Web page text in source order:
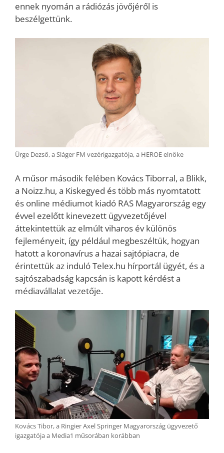
ennek nyomán a rádiózás jövőjéről is
beszélgettünk.
Ürge Dezső, a Sláger FM vezérigazgatója, a HEROE elnöke
A műsor második felében Kovács Tiborral, a Blikk,
a Noizz.hu, a Kiskegyed és több más nyomtatott
és online médiumot kiadó RAS Magyarország egy
évvel ezelőtt kinevezett ügyvezetőjével
áttekintettük az elmúlt viharos év különös
fejleményeit, így például megbeszéltük, hogyan
hatott a koronavírus a hazai sajtópiacra, de
érintettük az induló Telex.hu hírportál ügyét, és a
sajtószabadság kapcsán is kapott kérdést a
médiavállalat vezetője.
Kovács Tibor, a Ringier Axel Springer Magyarország ügyvezető
igazgatója a Media1 műsorában korábban